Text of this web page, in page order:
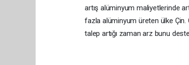
artış alüminyum maliyetlerinde
fazla alüminyum üreten ülke Çin.
talep artığı zaman arz bunu